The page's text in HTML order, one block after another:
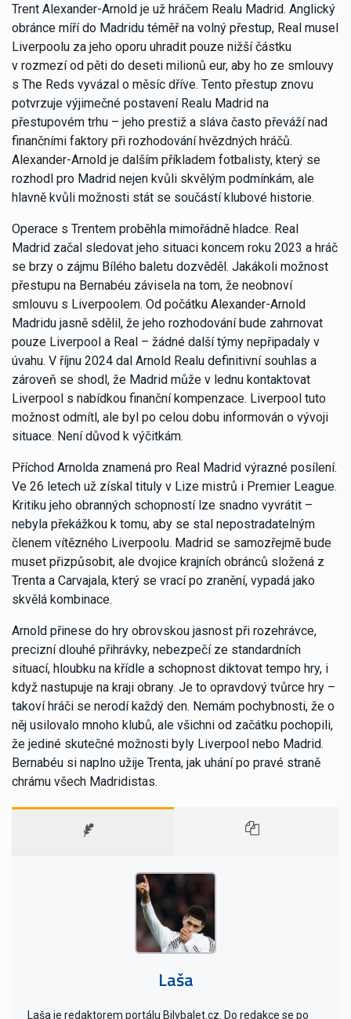
Trent Alexander-Arnold je už hráčem Realu Madrid. Anglický
obránce míří do Madridu téměř na volný přestup, Real musel
Liverpoolu za jeho oporu uhradit pouze nižší částku
v rozmezí od pěti do deseti milionů eur, aby ho ze smlouvy
s The Reds vyvázal o měsíc dříve. Tento přestup znovu
potvrzuje výjimečné postavení Realu Madrid na
přestupovém trhu – jeho prestiž a sláva často převáží nad
finančními faktory při rozhodování hvězdných hráčů.
Alexander-Arnold je dalším příkladem fotbalisty, který se
rozhodl pro Madrid nejen kvůli skvělým podmínkám, ale
hlavně kvůli možnosti stát se součástí klubové historie.
Operace s Trentem proběhla mimořádně hladce. Real
Madrid začal sledovat jeho situaci koncem roku 2023 a hráč
se brzy o zájmu Bílého baletu dozvěděl. Jakákoli možnost
přestupu na Bernabéu závisela na tom, že neobnoví
smlouvu s Liverpoolem. Od počátku Alexander-Arnold
Madridu jasně sdělil, že jeho rozhodování bude zahrnovat
pouze Liverpool a Real – žádné další týmy nepřipadaly v
úvahu. V říjnu 2024 dal Arnold Realu definitivní souhlas a
zároveň se shodl, že Madrid může v lednu kontaktovat
Liverpool s nabídkou finanční kompenzace. Liverpool tuto
možnost odmítl, ale byl po celou dobu informován o vývoji
situace. Není důvod k výčitkám.
Příchod Arnolda znamená pro Real Madrid výrazné posílení.
Ve 26 letech už získal tituly v Lize mistrů i Premier League.
Kritiku jeho obranných schopností lze snadno vyvrátit –
nebyla překážkou k tomu, aby se stal nepostradatelným
členem vítězného Liverpoolu. Madrid se samozřejmě bude
muset přizpůsobit, ale dvojice krajních obránců složená z
Trenta a Carvajala, který se vrací po zranění, vypadá jako
skvělá kombinace.
Arnold přinese do hry obrovskou jasnost při rozehrávce,
precizní dlouhé přihrávky, nebezpečí ze standardních
situací, hloubku na křídle a schopnost diktovat tempo hry, i
když nastupuje na kraji obrany. Je to opravdový tvůrce hry –
takoví hráči se nerodí každý den. Nemám pochybnosti, že o
něj usilovalo mnoho klubů, ale všichni od začátku pochopili,
že jediné skutečné možnosti byly Liverpool nebo Madrid.
Bernabéu si naplno užije Trenta, jak uhání po pravé straně
chrámu všech Madridistas.
Laša
Laša je redaktorem portálu Bilybalet.cz. Do redakce se po